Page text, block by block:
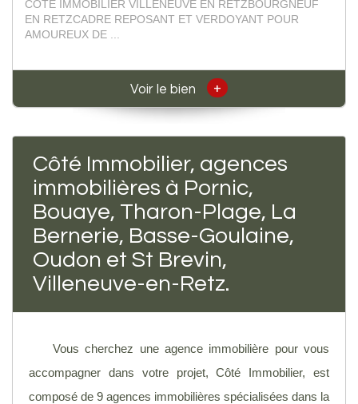
COTE IMMOBILIER VILLENEUVE EN RETZBOURGNEUF
EN RETZCADRE REPOSANT ET VERDOYANT POUR
AMOUREUX DE ...
Voir le bien +
Côté Immobilier, agences
immobilières à Pornic,
Bouaye, Tharon-Plage, La
Bernerie, Basse-Goulaine,
Oudon et St Brevin,
Villeneuve-en-Retz.
Vous cherchez une agence immobilière pour vous
accompagner dans votre projet, Côté Immobilier, est
composé de 9 agences immobilières spécialisées dans la